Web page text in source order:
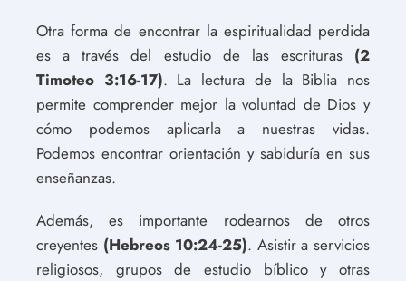
Otra forma de encontrar la espiritualidad perdida
es a través del estudio de las escrituras (2
Timoteo 3:16-17). La lectura de la Biblia nos
permite comprender mejor la voluntad de Dios y
cómo podemos aplicarla a nuestras vidas.
Podemos encontrar orientación y sabiduría en sus
enseñanzas.
Además, es importante rodearnos de otros
creyentes (Hebreos 10:24-25). Asistir a servicios
religiosos, grupos de estudio bíblico y otras